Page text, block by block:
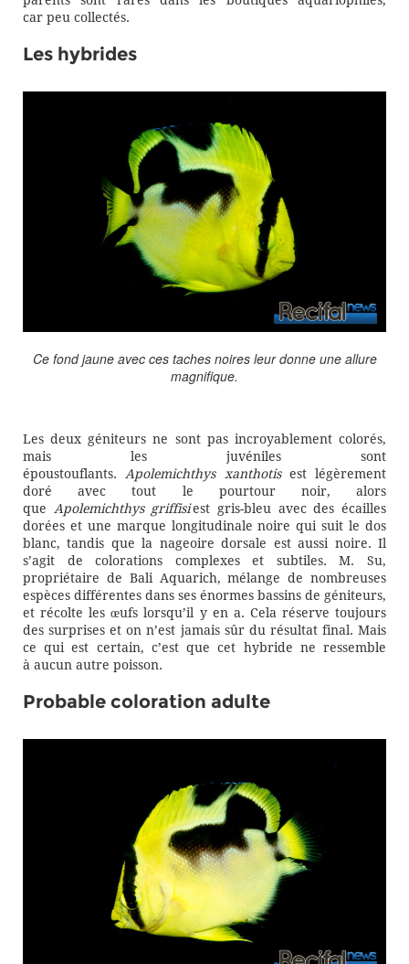
car peu collectés.
Les hybrides
Ce fond jaune avec ces taches noires leur donne une allure
magnifique.
Les deuxgéniteurs ne sont pas incroyablement colorés,
mais les juvéniles sont
époustouflants.Apolemichthys xanthotisest légèrement
doré avec tout le pourtour noir, alors
que Apolemichthys griffisiest gris-bleu avec des écailles
dorées et une marque longitudinale noire qui suit le dos
blanc, tandis que la nageoire dorsale est aussi noire.Il
s’agit de colorations complexes et subtiles. M. Su,
propriétaire de Bali Aquarich, mélange de nombreuses
espèces différentes dans ses énormes bassins de géniteurs,
et récolte lesœufs lorsqu’il y en a. Cela réserve toujours
des surprises et onn’est jamais sûrdu résultat final. Mais
ce qui est certain, c’est que cet hybride ne ressemble
à aucun autre poisson.
Probable coloration adulte